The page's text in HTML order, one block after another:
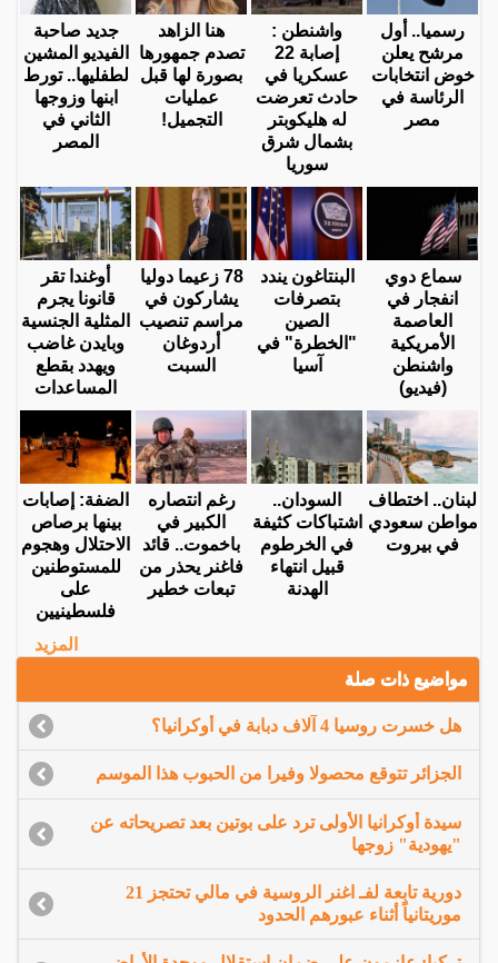
رسميا.. أول
مرشح يعلن
خوض انتخابات
الرئاسة في
مصر
واشنطن :
إصابة 22
عسكريا في
حادث تعرضت
له هليكوبتر
بشمال شرق
سوريا
هنا الزاهد
تصدم جمهورها
بصورة لها قبل
عمليات
التجميل!
جديد صاحبة
الفيديو المشين
لطفليها.. تورط
ابنها وزوجها
الثاني في
المصر
سماع دوي
انفجار في
العاصمة
الأمريكية
واشنطن
(فيديو)
البنتاغون يندد
بتصرفات
الصين
"الخطرة" في
آسيا
78 زعيما دوليا
يشاركون في
مراسم تنصيب
أردوغان
السبت
أوغندا تقر
قانونا يجرم
المثلية الجنسية
وبايدن غاضب
ويهدد بقطع
المساعدات
لبنان.. اختطاف
مواطن سعودي
في بيروت
السودان..
اشتباكات كثيفة
في الخرطوم
قبيل انتهاء
الهدنة
رغم انتصاره
الكبير في
باخموت.. قائد
فاغنر يحذر من
تبعات خطير
الضفة: إصابات
بينها برصاص
الاحتلال وهجوم
للمستوطنين
على
فلسطينيين
المزيد
مواضيع ذات صلة
هل خسرت روسيا 4 آلاف دبابة في أوكرانيا؟
الجزائر تتوقع محصولا وفيرا من الحبوب هذا الموسم
سيدة أوكرانيا الأولى ترد على بوتين بعد تصريحاته عن
"يهودية" زوجها
دورية تابعة لفـ اغنر الروسية في مالي تحتجز 21
موريتانياً أثناء عبورهم الحدود